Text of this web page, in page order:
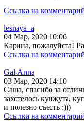
Ссылка на комментарий
lesnaya_a
04 Мар, 2020 10:06
Карина, пожалуйста!
Ссылка на комментарий
Gal-Anna
03 Мар, 2020 14:10
Саша, спасибо за
захотелось кунжута,
и полезно съесть :)))
Ссылка на комментарий